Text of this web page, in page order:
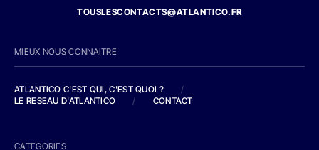
TOUSLESCONTACTS@ATLANTICO.FR
MIEUX NOUS CONNAITRE
ATLANTICO C'EST QUI, C'EST QUOI ?
/
LE RESEAU D'ATLANTICO
/ CONTACT
CATEGORIES